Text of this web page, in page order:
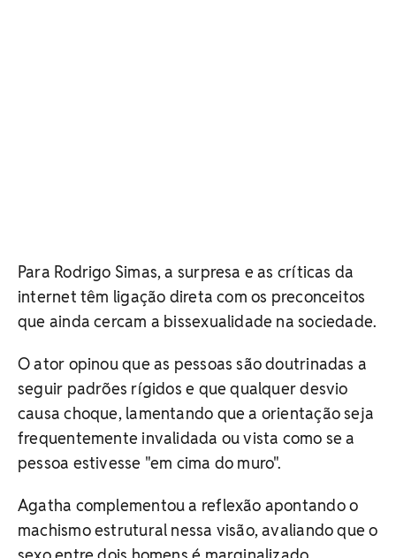
Para Rodrigo Simas, a surpresa e as críticas da
internet têm ligação direta com os preconceitos
que ainda cercam a bissexualidade na sociedade.
O ator opinou que as pessoas são doutrinadas a
seguir padrões rígidos e que qualquer desvio
causa choque, lamentando que a orientação seja
frequentemente invalidada ou vista como se a
pessoa estivesse "em cima do muro".
Agatha complementou a reflexão apontando o
machismo estrutural nessa visão, avaliando que o